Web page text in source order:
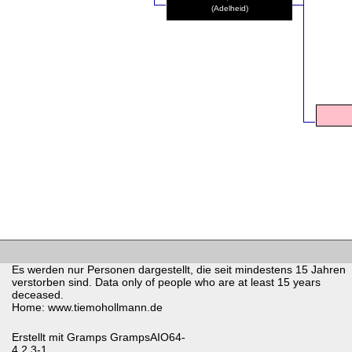
(Adelheid)
Es werden nur Personen dargestellt, die seit mindestens 15 Jahren
verstorben sind. Data only of people who are at least 15 years
deceased.
Home: www.tiemohollmann.de
Erstellt mit Gramps GrampsAIO64-
4.2.3-1